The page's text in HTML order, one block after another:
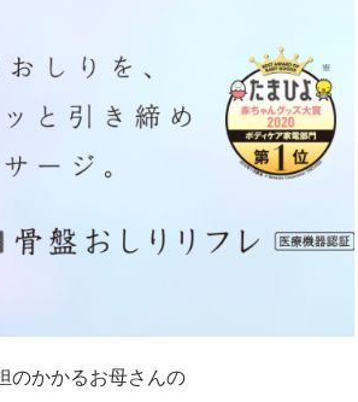
のかかるお母さんの